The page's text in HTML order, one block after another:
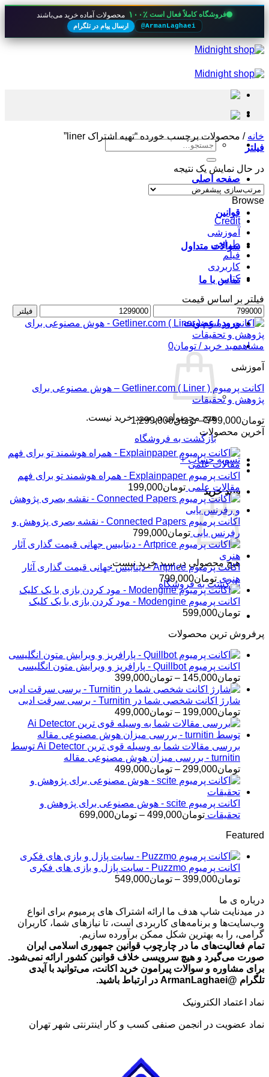
فروشگاه کاملاً فعال است ۱۰۰٪ محصولات آماده خرید می‌باشند
@ArmanLaghaei ارسال پیام در تلگرام
Skip
to
جستجو
صفحه اصلی
قوانین
سوالات متداول
تماس با ما
ورود / عضویت
سبد خرید / تومان0
هیچ محصولی در سبد خرید نیست.
بازگشت به فروشگاه
تسویه حساب +
سبد خرید
هیچ محصولی در سبد خرید نیست.
بازگشت به فروشگاه
خانه / محصولات برچسب خورده “تهیه اشتراک liner”
فیلتر
در حال نمایش یک نتیجه
Browse
Credit
آموزشی
طراحی
فیلم
کاربردی
کتاب
فیلتر بر اساس قیمت
حداقل
قیمت
حداکثر
قیمت
فیلتر
مشاهده
آموزشی
اکانت پرمیوم ( Getliner.com ( Liner – هوش مصنوعی برای
پژوهش و تحقیقات
تومان799,000
– تومان1,299,000محدوده
تا
آخرین محصولات
اکانت پرمیوم Explainpaper - همراه هوشمند تو برای فهم
مقالات علمی تومان199,000
اکانت پرمیوم Connected Papers - نقشه بصری پژوهش و
رفرنس یابی تومان799,000
اکانت پرمیوم Artprice - دیتابیس جهانی قیمت ‌گذاری آثار
هنری تومان799,000
اکانت پرمیوم Modengine - مود کردن بازی با یک کلیک
تومان599,000
پرفروش ترین محصولات
اکانت پرمیوم Quillbot - پارافریز و ویرایش متون انگلیسی
تومان145,000
– تومان399,000محدوده
قیمت:
تومان145,000
تا
تومان399,000
شارژ اکانت شخصی شما در Turnitin - برسی سرقت ادبی
تومان199,000
– تومان499,000محدوده
قیمت:
تومان199,000
تا
تومان499,000
بررسی مقالات شما به وسیله قوی ترین Ai Detector توسط
turnitin - بررسی میزان هوش مصنوعی مقاله
تومان299,000
– تومان499,000محدوده
قیمت:
تا
تومان499,000
اکانت پرمیوم scite - هوش مصنوعی برای پژوهش و
تحقیقات تومان499,000
– تومان699,000محدوده
تومان699,000
Featured
اکانت پرمیوم Puzzmo - سایت پازل و بازی های فکری
تومان399,000
– تومان549,000
تا
تومان549,000
درباره ی ما
در میدنایت شاپ هدف ما ارائه اشتراک های پرمیوم برای انواع
وب‌سایت‌ها و برنامه‌های کاربردی است، تا نیازهای شما، کاربران
گرامی، را به بهترین شکل ممکن برآورده سازیم.
تمام فعالیت‌های ما در چارچوب قوانین جمهوری اسلامی ایران
صورت می‌گیرد و هیچ سرویسی خلاف قوانین کشور ارائه نمی‌شود.
برای مشاوره و سوالات پیرامون خرید اکانت، می‌توانید با آیدی
تلگرام @ArmanLaghaei در ارتباط باشید.
نماد اعتماد الکترونیک
نماد عضویت در انجمن صنفی کسب و کار اینترنتی شهر تهران